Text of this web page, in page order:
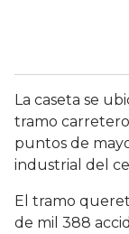
La caseta se
tramo
puntos de
industrial del
El tramo
de mil 388